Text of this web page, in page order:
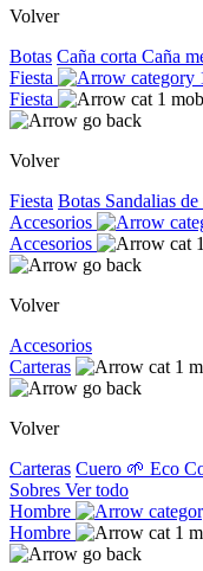
Volver
Botas Caña corta Caña
Fiesta
Fiesta
Volver
Fiesta Botas Sandalias de
Accesorios
Accesorios
Volver
Accesorios
Carteras
Volver
Carteras Cuero 🌱 Eco
Sobres Ver todo
Hombre
Hombre